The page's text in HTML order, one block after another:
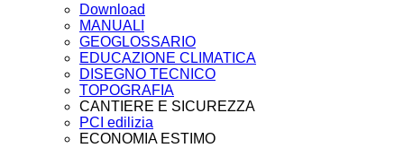
Download
MANUALI
GEOGLOSSARIO
EDUCAZIONE CLIMATICA
DISEGNO TECNICO
TOPOGRAFIA
CANTIERE E SICUREZZA
PCI edilizia
ECONOMIA ESTIMO